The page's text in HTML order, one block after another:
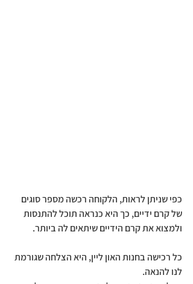
כפי שניתן לראות, הלקוחה רכשה מספר סוגים
של קרם ידיים, כך היא כנראה תוכל להתנסות
ולמצוא את קרם הידיים שיתאים לה ביותר.
כל רכישה בחנות האון ליין, היא הצלחה שגורמת
לנו להנאה.